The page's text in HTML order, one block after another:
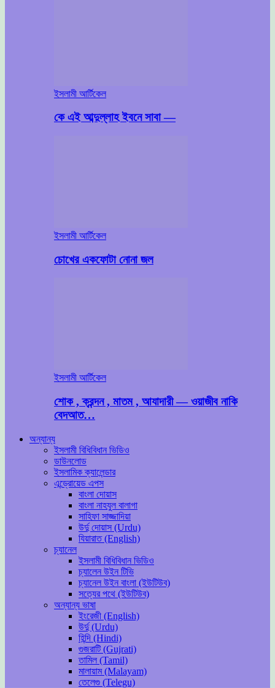
ইসলামী আর্টিকেল
কে এই আব্দুল্লাহ ইবনে সাবা —
ইসলামী আর্টিকেল
চোখের একফোটা নোনা জল
ইসলামী আর্টিকেল
শোক , ক্রন্দন , মাতম , আযাদারী — ওয়াজীব নাকি
বেদআত…
অন্যান্য
ইসলামী বিধিবিধান ভিডিও
ডাউনলোড
ইসলামিক ক্যালেন্ডার
এন্ড্রোয়েড এপস
বাংলা দোয়াস
বাংলা নাহযুল বালাগা
সাহিফা সাজ্জাদিয়া
উর্দু দোয়াস (Urdu)
যিয়ারাত (English)
চ্যানেল
ইসলামী বিধিবিধান ভিডিও
চ্যালেন উইন টিভি
চ্যানেল উইন বাংলা (ইউটিউব)
সত্যের পথে (ইউটিউব)
অন্যান্য ভাষা
ইংরেজী (English)
উর্দু (Urdu)
হিন্দি (Hindi)
গুজরাটি (Gujrati)
তামিল (Tamil)
মালায়াম (Malayam)
তেলেগু (Telegu)